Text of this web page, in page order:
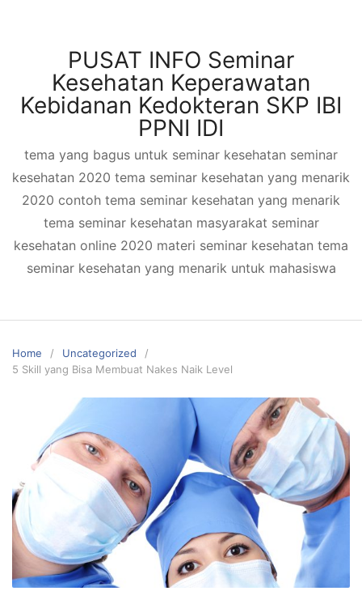
PUSAT INFO Seminar
Kesehatan Keperawatan
Kebidanan Kedokteran SKP IBI
PPNI IDI
tema yang bagus untuk seminar kesehatan seminar
kesehatan 2020 tema seminar kesehatan yang menarik
2020 contoh tema seminar kesehatan yang menarik
tema seminar kesehatan masyarakat seminar
kesehatan online 2020 materi seminar kesehatan tema
seminar kesehatan yang menarik untuk mahasiswa
Home
Uncategorized
5 Skill yang Bisa Membuat Nakes Naik Level